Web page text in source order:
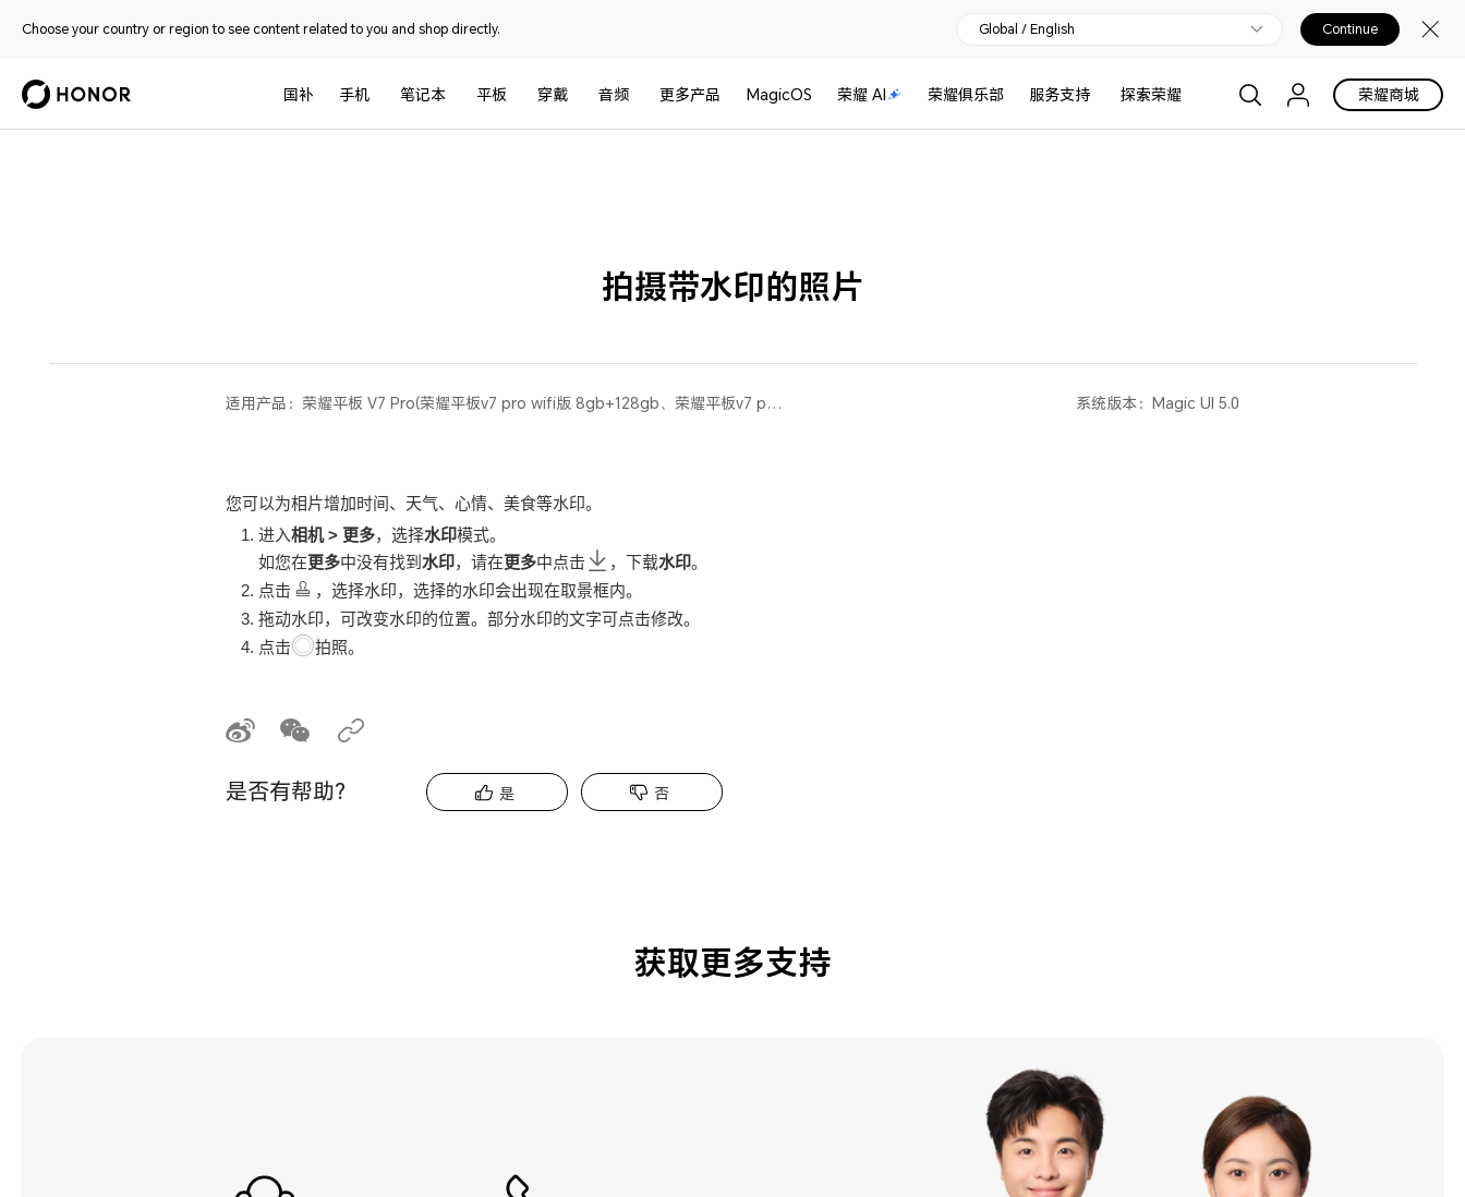
Choose your country or region to see content related to you and shop directly. Global / English Continue
国补 手机 笔记本 平板 穿戴 音频 更多产品 MagicOS 荣耀 AI 荣耀俱乐部 服务支持 探索荣耀 荣耀商城
拍摄带水印的照片
适用产品： 荣耀平板 V7 Pro(荣耀平板v7 pro wifi版 8gb+128gb、荣耀平板v7 pro wifi版 6gb+128gb) 系统版本：Magic UI 5.0
您可以为相片增加时间、天气、心情、美食等水印。
进入相机> 更多，选择水印模式。
如您在更多中没有找到 水印，请在更多中点击 ，下载水印。
点击
，选择水印，选择的水印会出现在取景框内。
拖动水印，可改变水印的位置。部分水印的文字可点击修改。
点击
拍照。
是否有帮助？ 是 否
获取更多支持